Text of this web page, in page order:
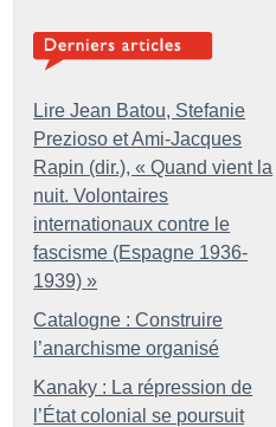
Lire Jean Batou, Stefanie
Prezioso et Ami-Jacques
Rapin (dir.), « Quand vient la
nuit. Volontaires
internationaux contre le
fascisme (Espagne 1936-
1939) »
Catalogne : Construire
l’anarchisme organisé
Kanaky : La répression de
l’État colonial se poursuit